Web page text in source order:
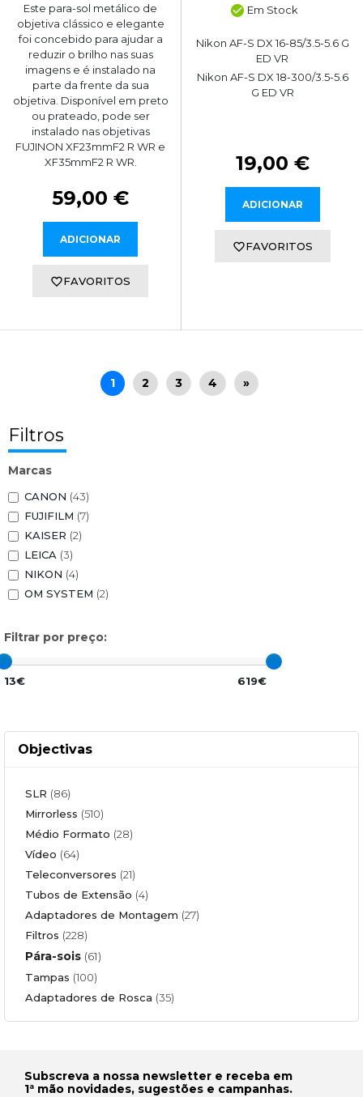
Filtros
Marcas
CANON (43)
FUJIFILM (7)
KAISER (2)
LEICA (3)
NIKON (4)
OM SYSTEM (2)
Filtrar por preço:
13€ 619€
Objectivas
SLR (86)
Mirrorless (510)
Médio Formato (28)
Vídeo (64)
Teleconversores (21)
Tubos de Extensão (4)
Adaptadores de Montagem (27)
Filtros (228)
Pára-sois (61)
Tampas (100)
Adaptadores de Rosca (35)
Este para-sol metálico de
objetiva clássico e elegante
foi concebido para ajudar a
reduzir o brilho nas suas
imagens e é instalado na
parte da frente da sua
objetiva. Disponível em preto
ou prateado, pode ser
instalado nas objetivas
FUJINON XF23mmF2 R WR e
XF35mmF2 R WR.
59,00 €
ADICIONAR
FAVORITOS
Em Stock
Nikon AF-S DX 16-85/3.5-5.6 G
ED VR
Nikon AF-S DX 18-300/3.5-5.6
G ED VR
19,00 €
ADICIONAR
FAVORITOS
1 2 3 4 »
Subscreva a nossa newsletter e receba em
1ª mão novidades, sugestões e campanhas.